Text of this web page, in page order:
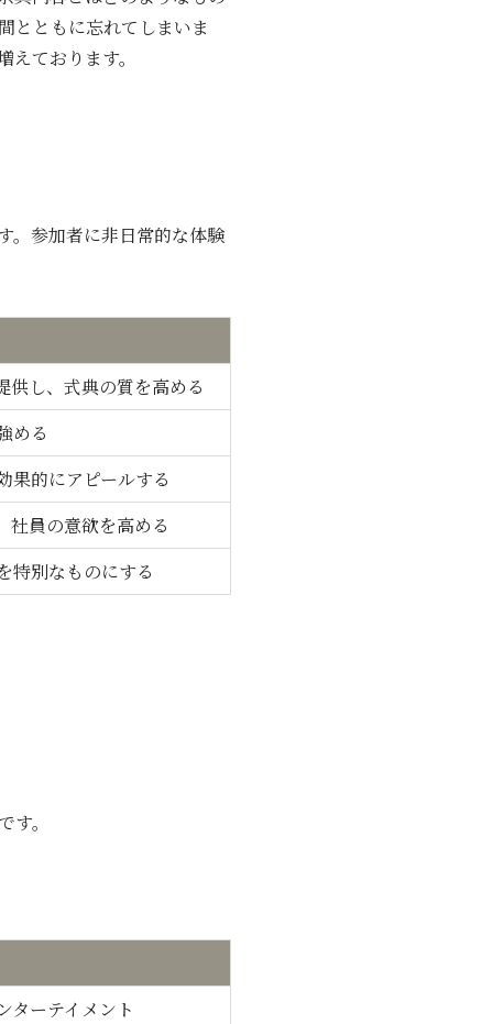
とともに忘れてしまいま
ております。
。参加者に非日常的な体験
供し、式典の質を高める
める
果的にアピールする
社員の意欲を高める
特別なものにする
。
ターテイメント